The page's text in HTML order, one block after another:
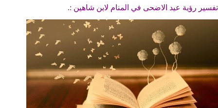
تفسير رؤية عيد الاضحى في المنام لابن شاهين :.